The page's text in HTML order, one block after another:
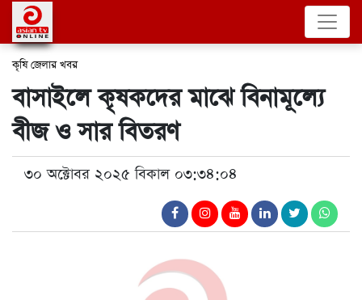
কৃষি জেলার খবর
বাসাইলে কৃষকদের মাঝে বিনামূল্যে
বীজ ও সার বিতরণ
৩০ অক্টোবর ২০২৫ বিকাল ০৩:৩৪:০৪